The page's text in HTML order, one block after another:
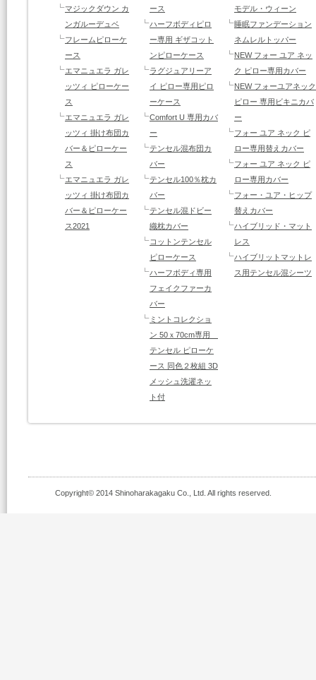
マジックダウン カ
ンガルーデュベ
フレームピローケ
ース
エマニュエラ ガレ
ッツィ ピローケー
ス
エマニュエラ ガレ
ッツィ 掛け布団カ
バー＆ピローケー
ス
エマニュエラ ガレ
ッツィ 掛け布団カ
バー＆ピローケー
ス2021
ース
ハーフボディピロ
ー専用 ギザコット
ンピローケース
ラグジュアリーア
イ ピロー専用ピロ
ーケース
Comfort U 専用カバ
ー
テンセル混布団カ
バー
テンセル100％枕カ
バー
テンセル混ドビー
織枕カバー
コットンテンセル
ピローケース
ハーフボディ専用
フェイクファーカ
バー
ミントコレクショ
ン 50ｘ70cm専用
テンセル ピローケ
ース 同色２枚組 3D
メッシュ洗濯ネッ
ト付
モデル・ウィーン
睡眠ファンデーション
ネムレルトッパー
NEW フォー ユア ネッ
ク ピロー専用カバー
NEW フォーユアネック
ピロー 専用ビキニカバ
ー
フォー ユア ネック ピ
ロー専用替えカバー
フォー ユア ネック ピ
ロー専用カバー
フォー・ユア・ヒップ
替えカバー
ハイブリッド・マット
レス
ハイブリットマットレ
ス用テンセル混シーツ
Copyright© 2014 Shinoharakagaku Co., Ltd. All rights reserved.